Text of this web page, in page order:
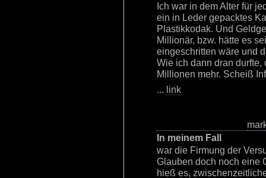
Ich war in dem Alter für
ein in Leder gepacktes
Plastikkodak. Und
Millionär, bzw. hätte es
eingeschritten wäre und
Wie ich dann dran
Millionen mehr. Scheiß
... link
In meinem Fall
war die Firmung der
Glauben doch noch eine
hieß es,